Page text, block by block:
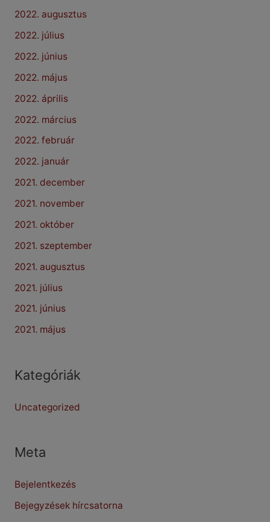
2022. augusztus
2022. július
2022. június
2022. május
2022. április
2022. március
2022. február
2022. január
2021. december
2021. november
2021. október
2021. szeptember
2021. augusztus
2021. július
2021. június
2021. május
Kategóriák
Uncategorized
Meta
Bejelentkezés
Bejegyzések hírcsatorna